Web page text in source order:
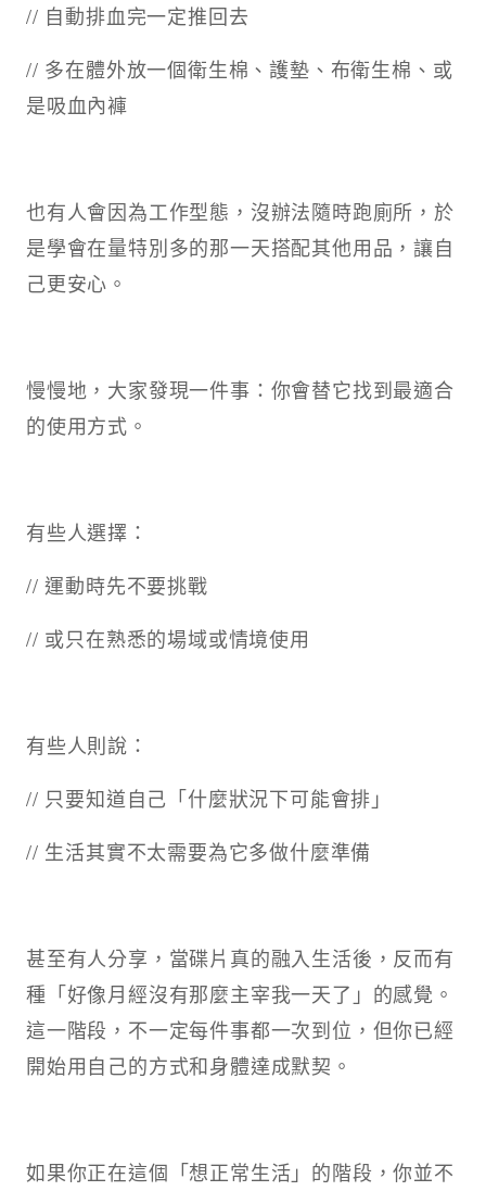
// 自動排血完一定推回去
// 多在體外放一個衛生棉、護墊、布衛生棉、或
是吸血內褲
也有人會因為工作型態，沒辦法隨時跑廁所，於
是學會在量特別多的那一天搭配其他用品，讓自
己更安心。
慢慢地，大家發現一件事：你會替它找到最適合
的使用方式。
有些人選擇：
// 運動時先不要挑戰
// 或只在熟悉的場域或情境使用
有些人則說：
// 只要知道自己「什麼狀況下可能會排」
// 生活其實不太需要為它多做什麼準備
甚至有人分享，當碟片真的融入生活後，反而有
種「好像月經沒有那麼主宰我一天了」的感覺。
這一階段，不一定每件事都一次到位，但你已經
開始用自己的方式和身體達成默契。
如果你正在這個「想正常生活」的階段，你並不